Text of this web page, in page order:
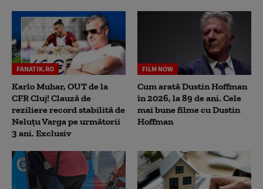
FANATIK.RO
Karlo Muhar, OUT de la
CFR Cluj! Clauză de
reziliere record stabilită de
Neluțu Varga pe următorii
3 ani. Exclusiv
FILM NOW
Cum arată Dustin Hoffman
în 2026, la 89 de ani. Cele
mai bune filme cu Dustin
Hoffman